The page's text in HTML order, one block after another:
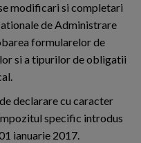
modificari si completari
de Administrare
formularelor de
si a tipurilor de obligatii
declarare cu caracter
specific introdus
ianuarie 2017.